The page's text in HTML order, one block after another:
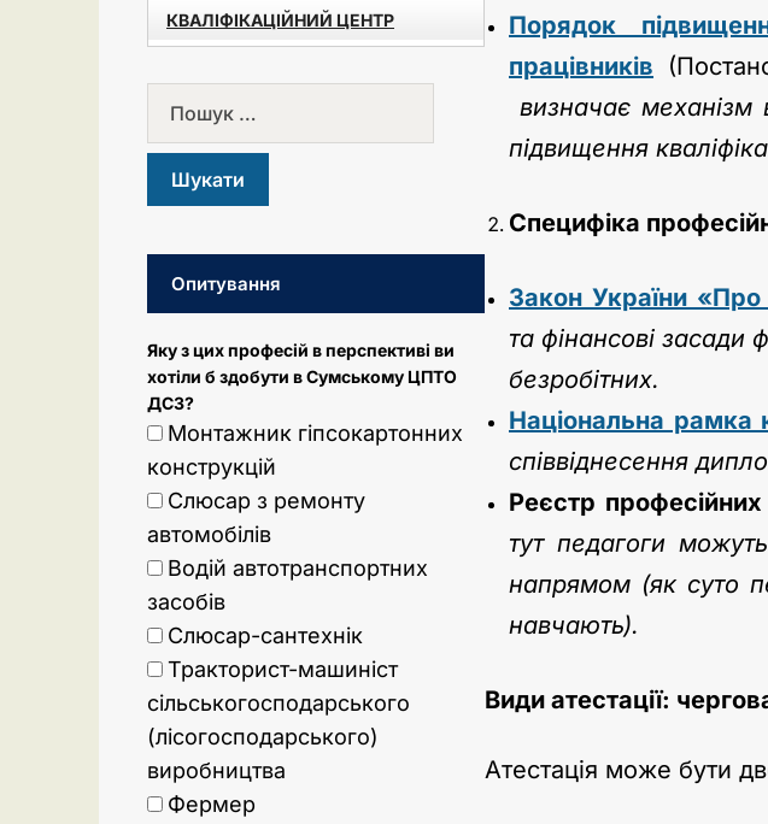
Порядок
працівників
визначає механізм
підвищення
Специфіка
Закон України «Про
та фінансові засади
безробітних.
Національна рамка
співвіднесення
Реєстр
тут педагоги
напрямом (як суто
навчають).
Види атестації:
Атестація може бути
КВАЛІФІКАЦІЙНИЙ ЦЕНТР
Опитування
Яку з цих професій в перспективі ви
хотіли б здобути в Сумському ЦПТО
ДСЗ?
Монтажник гіпсокартонних
конструкцій
Слюсар з ремонту
автомобілів
Водій автотранспортних
засобів
Слюсар-сантехнік
Тракторист-машиніст
сільськогосподарського
(лісогосподарського)
виробництва
Фермер